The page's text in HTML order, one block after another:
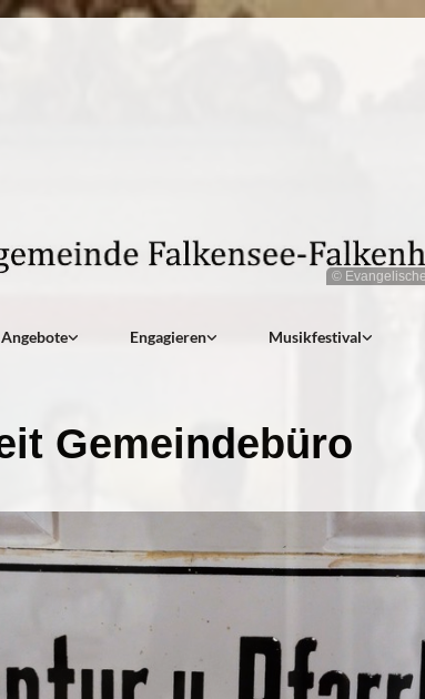
©
Angebote Engagieren Musikfestival
Gemeindebüro